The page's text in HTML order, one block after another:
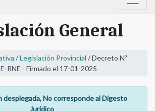
General
/Legislación Provincial / Decreto Nº
RNE - Firmado el 17-01-2025
desplegada, No corresponde al Digesto
Jurídico